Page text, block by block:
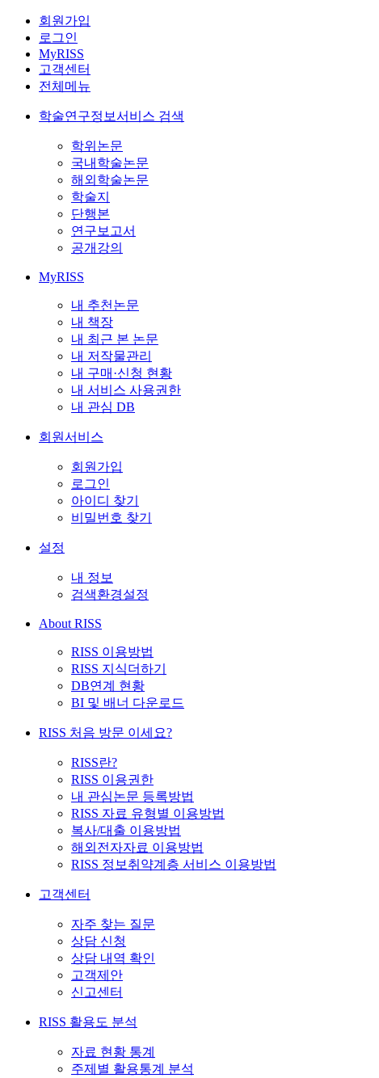
회원가입
로그인
MyRISS
고객센터
전체메뉴
학술연구정보서비스 검색
학위논문
국내학술논문
해외학술논문
학술지
단행본
연구보고서
공개강의
MyRISS
내 추천논문
내 책장
내 최근 본 논문
내 저작물관리
내 구매·신청 현황
내 서비스 사용권한
내 관심 DB
회원서비스
회원가입
로그인
아이디 찾기
비밀번호 찾기
설정
내 정보
검색환경설정
About RISS
RISS 이용방법
RISS 지식더하기
DB연계 현황
BI 및 배너 다운로드
RISS 처음 방문 이세요?
RISS란?
RISS 이용권한
내 관심논문 등록방법
RISS 자료 유형별 이용방법
복사/대출 이용방법
해외전자자료 이용방법
RISS 정보취약계층 서비스 이용방법
고객센터
자주 찾는 질문
상담 신청
상담 내역 확인
고객제안
신고센터
RISS 활용도 분석
자료 현황 통계
주제별 활용통계 분석